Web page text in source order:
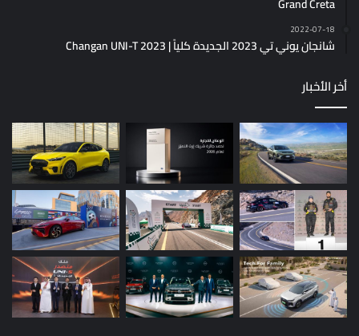
2022-07-18
شانجان يوني تي 2023 الجديدة كلياً | Changan UNI-T 2023
أخر الأخبار